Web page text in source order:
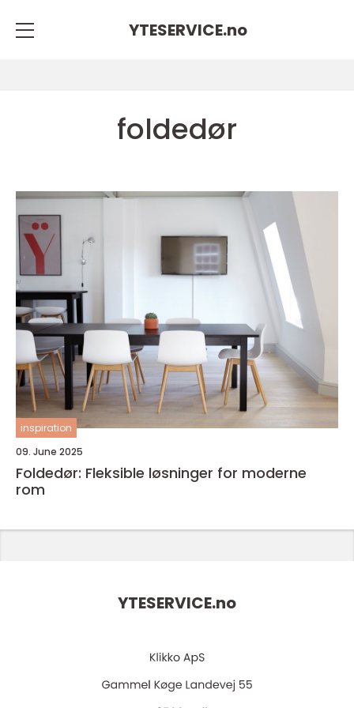
YTESERVICE.no
foldedør
inspiration
09. June 2025
Foldedør: Fleksible løsninger for moderne
rom
YTESERVICE.no